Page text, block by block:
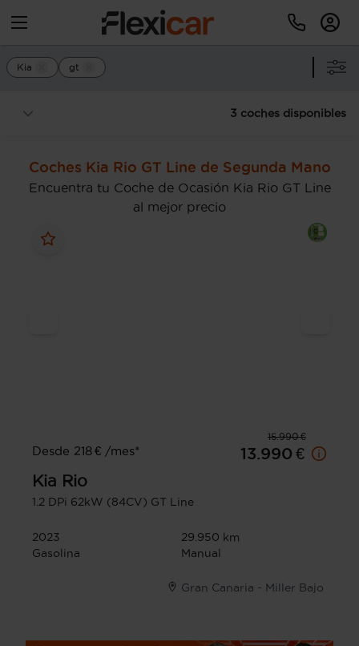
Kia gt
3 coches disponibles
Coches Kia Rio GT Line de Segunda Mano
Encuentra tu Coche de Ocasión Kia Rio GT Line
al mejor precio
15.990 €
Desde 218 € /mes*
13.990 €
Kia Rio
1.2 DPi 62kW (84CV) GT Line
2023
29.950 km
Gasolina
Manual
Gran Canaria - Miller Bajo